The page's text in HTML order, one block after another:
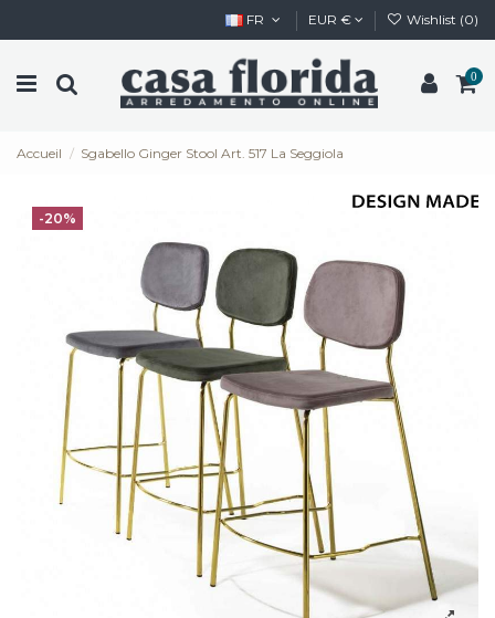
FR EUR € Wishlist (0)
0
Accueil Sgabello Ginger Stool Art. 517 La Seggiola
-20%